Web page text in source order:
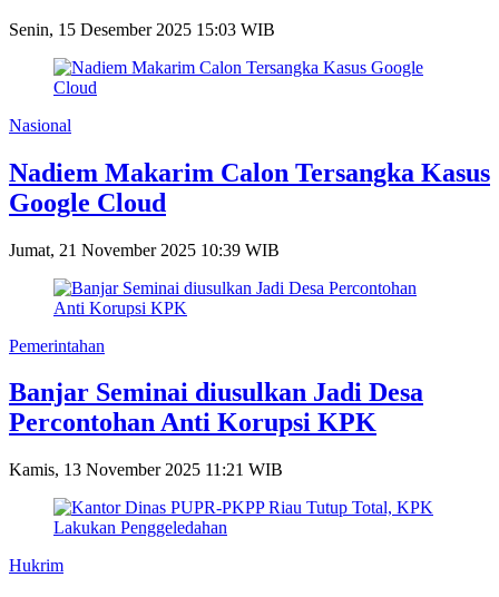
Senin, 15 Desember 2025 15:03 WIB
Nasional
Nadiem Makarim Calon Tersangka Kasus
Google Cloud
Jumat, 21 November 2025 10:39 WIB
Pemerintahan
Banjar Seminai diusulkan Jadi Desa
Percontohan Anti Korupsi KPK
Kamis, 13 November 2025 11:21 WIB
Hukrim